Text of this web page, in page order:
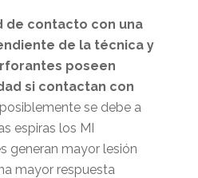
de contacto con una
de la técnica y
poseen
si contactan con
se debe a
espiras los MI
generan mayor lesión
mayor respuesta